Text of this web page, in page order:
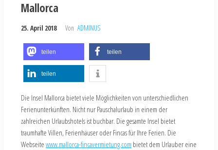
Mallorca
25. April 2018 Von ADMINUS
teilen teilen
teilen
Die Insel Mallorca bietet viele Möglichkeiten von unterschiedlichen
Ferienunterkünften. Nicht nur Pauschalurlaub in einem der
zahlreichen Urlaubshotels ist buchbar. Die gesamte Insel bietet
traumhafte Villen, Ferienhäuser oder Fincas für Ihre Ferien. Die
Webseite www.mallorca-fincavermietung.com bietet dem Urlauber eine